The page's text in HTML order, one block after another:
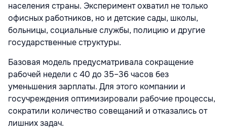
населения страны. Эксперимент охватил не только
офисных работников, но и детские сады, школы,
больницы, социальные службы, полицию и другие
государственные структуры.
Базовая модель предусматривала сокращение
рабочей недели с 40 до 35–36 часов без
уменьшения зарплаты. Для этого компании и
госучреждения оптимизировали рабочие процессы,
сократили количество совещаний и отказались от
лишних задач.